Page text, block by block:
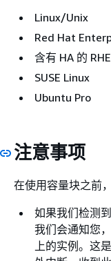
Linux/Unix
Red Hat
含有 HA 的
SUSE Linux
Ubuntu Pro
注意事项
在使用容量块之前
如果我们检测
我们会通知您
上的实例。这